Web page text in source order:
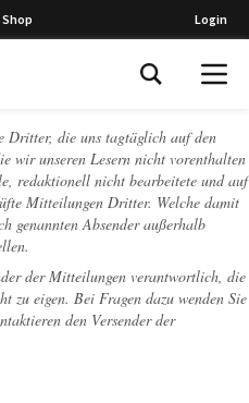
Shop Login
Dritter, die uns tagtäglich auf den
wir unseren Lesern nicht vorenthalten
redaktionell nicht bearbeitete und auf
Mitteilungen Dritter. Welche damit
genannten Absender außerhalb
der Mitteilungen verantwortlich, die
zu eigen. Bei Fragen dazu wenden Sie
den Versender der